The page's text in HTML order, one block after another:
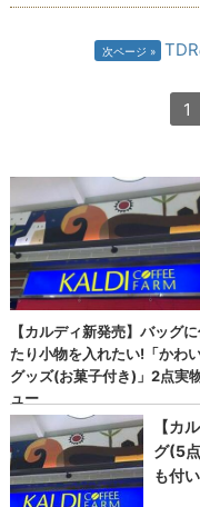
次ページ
1